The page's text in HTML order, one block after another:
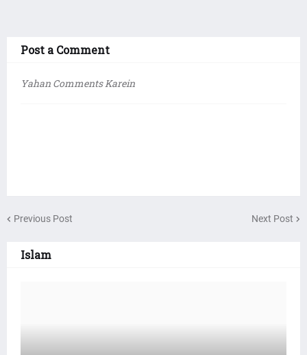
Post a Comment
Yahan Comments Karein
Previous Post Next Post
Islam